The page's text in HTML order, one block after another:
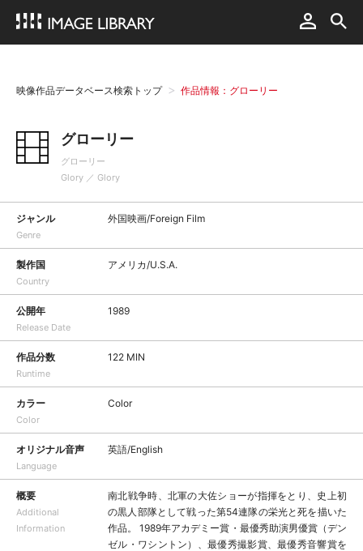
映像作品データベース検索トップ 作品情報：グローリー
グローリー
グローリー
Glory ／ Glory
ジャンル
Genre
外国映画/Foreign Film
製作国
Country
アメリカ/U.S.A.
公開年
Release Date
1989
作品分数
Runtime
122 MIN
カラー
Color
Color
オリジナル音声
Language
英語/English
概要
Additional
Information
南北戦争時、北軍の大佐ショーが指揮をとり、史上初
の黒人部隊として戦った第54連隊の栄光と死を描いた
作品。 1989年アカデミー賞・最優秀助演男優賞（デン
ゼル・ワシントン）、最優秀撮影賞、最優秀音響賞を